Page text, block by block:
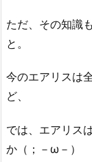
ただ、その知識
と。
今のエアリスは
ど、
では、エアリス
か（；－ω－）